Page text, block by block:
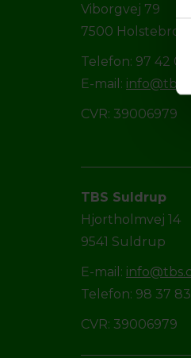
Viborgvej 79
7500 Holstebro
Telefon: 97 42 09
E-mail:
CVR: 39006979
TBS Suldrup
Hjortholmvej 14
9541 Suldrup
E-mail:
Telefon: 98 37
CVR: 39006979